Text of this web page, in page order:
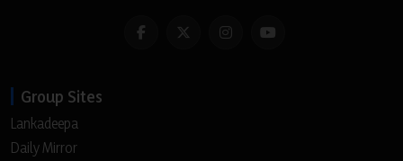
Group Sites
Lankadeepa
Daily Mirror